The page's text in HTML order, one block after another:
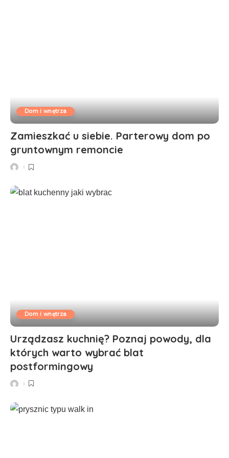
Dom i wnętrza
Zamieszkać u siebie. Parterowy dom po
gruntownym remoncie
Dom i wnętrza
Urządzasz kuchnię? Poznaj powody, dla
których warto wybrać blat
postformingowy